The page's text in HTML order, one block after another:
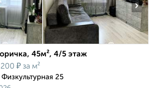
›
45м², 4/5 этаж
₽ за м²
25